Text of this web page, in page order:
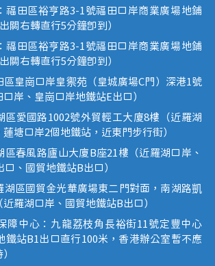
福田區裕亨路3-1號福田口岸商業廣場地鋪
關右轉直行5分鐘即到）
福田區裕亨路3-1號福田口岸商業廣場地鋪
關右轉直行5分鐘即到）
皇崗口岸皇禦苑（皇城廣場C門）深港1號
岸、皇崗口岸地鐵站E出口）
區愛國路1002號外貿輕工大廈8樓（近羅湖
塘口岸2個地鐵站，近東門步行街）
區春風路廬山大廈B座21樓（近羅湖口岸、
、國貿地鐵站B出口）
湖區國貿金光華廣場東二門對面，南湖路凱
羅湖口岸、國貿地鐵站B出口）
障中心：九龍荔枝角長裕街11號定豐中心
鐵站B1出口直行100米，香港辦公室暫不應